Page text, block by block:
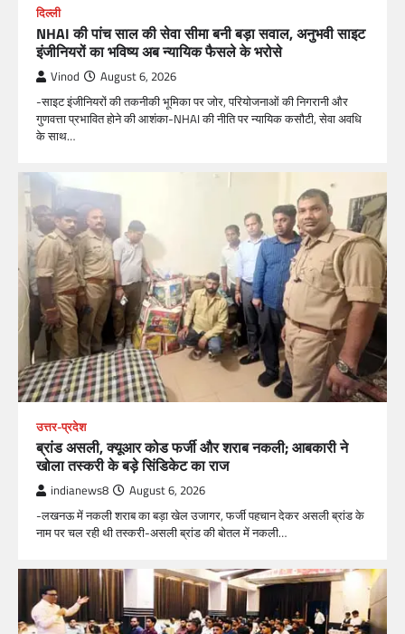
दिल्ली
NHAI की पांच साल की सेवा सीमा बनी बड़ा सवाल, अनुभवी साइट
इंजीनियरों का भविष्य अब न्यायिक फैसले के भरोसे
Vinod August 6, 2026
-साइट इंजीनियरों की तकनीकी भूमिका पर जोर, परियोजनाओं की निगरानी और
गुणवत्ता प्रभावित होने की आशंका-NHAI की नीति पर न्यायिक कसौटी, सेवा अवधि
के साथ…
उत्तर-प्रदेश
ब्रांड असली, क्यूआर कोड फर्जी और शराब नकली; आबकारी ने
खोला तस्करी के बड़े सिंडिकेट का राज
indianews8 August 6, 2026
-लखनऊ में नकली शराब का बड़ा खेल उजागर, फर्जी पहचान देकर असली ब्रांड के
नाम पर चल रही थी तस्करी-असली ब्रांड की बोतल में नकली…